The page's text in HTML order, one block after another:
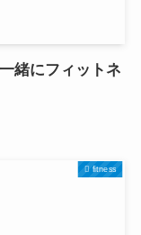
緒にフィットネ
fitness